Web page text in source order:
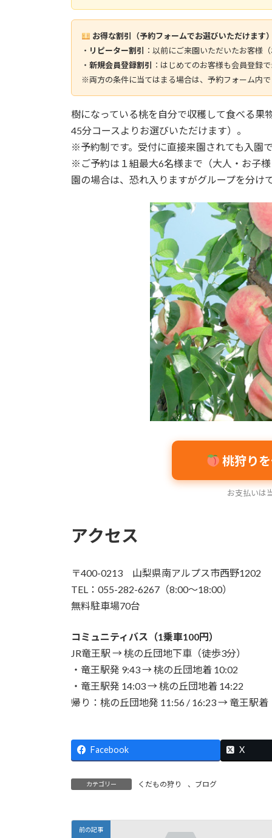
お得な割引（予約フォームでお選びいただけます
・ リピーター割引
：以前にご来園いただいたお客様
・ 新規会員登録割引
：はじめてのお客様も会員登録
※両方の条件に当てはまる場合は、予約フォーム内
樹になっている桃を自分で収穫して食べる果
45分コースよりお選びいただけます）。
※予約制です。受付に直接来園されても入園
※ご予約は１組最大6名様まで（大人・お子
園の場合は、恐れ入りますがグループを分け
桃狩り
お支払いは
アクセス
〒400-0213 山梨県南アルプス市西野1202
TEL：055-282-6267（8:00〜18:00）
無料駐車場70台
コミュニティバス（1乗車100円）
JR竜王駅 → 桃の丘団地下車（徒歩3分）
・竜王駅発 9:43 → 桃の丘団地着 10:02
・竜王駅発 14:03 → 桃の丘団地着 14:22
帰り：桃の丘団地発 11:56 / 16:23 → 竜王駅着
Facebook X
カテゴリー くだもの狩り 、 ブログ
前の記事